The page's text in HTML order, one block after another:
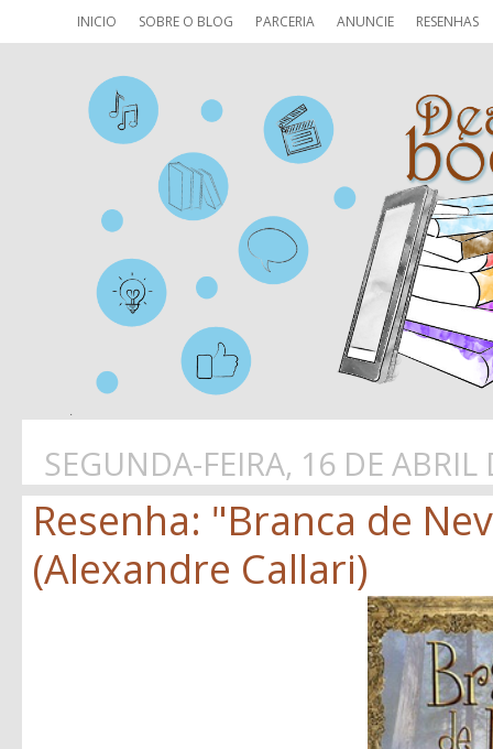
INICIO SOBRE O BLOG PARCERIA ANUNCIE RESENHAS
SEGUNDA-FEIRA, 16 DE ABRIL
Resenha: "Branca de
(Alexandre Callari)